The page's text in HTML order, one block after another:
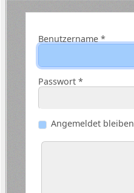
Benutzername*
Passwort*
Angemeldet bleiben